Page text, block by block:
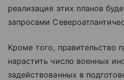
реализация этих планов
запросами
Кроме того, правительство
нарастить число военных
задействованных в